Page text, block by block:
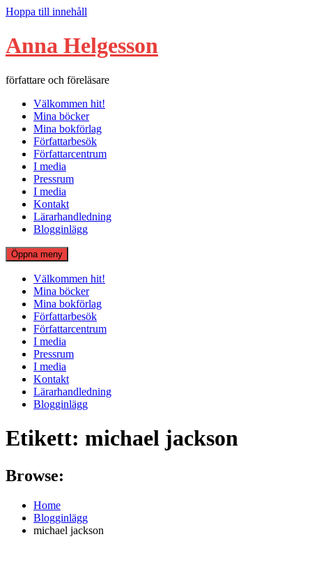
Hoppa till innehåll
Anna Helgesson
författare och föreläsare
Välkommen hit!
Mina böcker
Mina bokförlag
Författarbesök
Författarcentrum
I media
Pressrum
I media
Kontakt
Lärarhandledning
Blogginlägg
Öppna meny
Välkommen hit!
Mina böcker
Mina bokförlag
Författarbesök
Författarcentrum
I media
Pressrum
I media
Kontakt
Lärarhandledning
Blogginlägg
Etikett: michael jackson
Browse:
Home
Blogginlägg
michael jackson